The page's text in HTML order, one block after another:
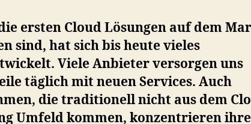
ersten Cloud Lösungen auf dem
sind, hat sich bis heute vieles
Viele Anbieter versorgen uns
täglich mit neuen Services. Auch
die traditionell nicht aus dem
Umfeld kommen, konzentrieren ihre